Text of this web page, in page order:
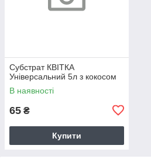
Субстрат КВІТКА
Універсальний 5л з кокосом
В наявності
65 ₴
Купити